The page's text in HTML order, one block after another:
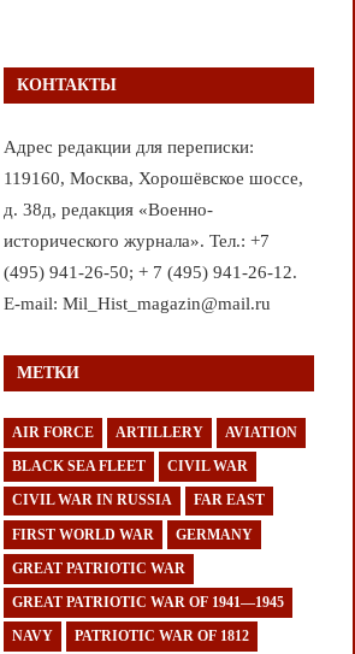
КОНТАКТЫ
Адрес редакции для переписки:
119160, Москва, Хорошёвское шоссе,
д. 38д, редакция «Военно-
исторического журнала». Тел.: +7
(495) 941-26-50; + 7 (495) 941-26-12.
E-mail: Mil_Hist_magazin@mail.ru
МЕТКИ
AIR FORCE ARTILLERY AVIATION
BLACK SEA FLEET CIVIL WAR
CIVIL WAR IN RUSSIA FAR EAST
FIRST WORLD WAR GERMANY
GREAT PATRIOTIC WAR
GREAT PATRIOTIC WAR OF 1941—1945
NAVY PATRIOTIC WAR OF 1812